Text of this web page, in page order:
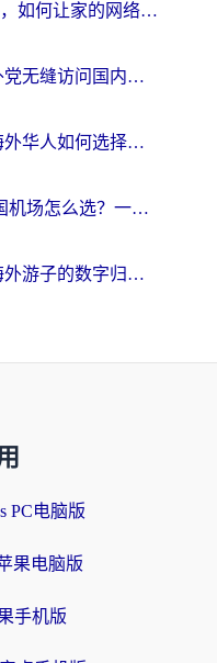
Openwrt 回国：在海外，如何让家的网络触手可及
香港翻墙回内地：海外党无缝访问国内资源的加速器选择全攻略
迅游和回国好用吗？海外华人如何选择靠谱的回国加速器
海外党必看：Clash回国机场怎么选？一篇搞定无缝访问国内资源的全攻略
穿梭和松果哪个好？海外游子的数字归乡路，到底该怎么选
PC电脑版
果电脑版
手机版